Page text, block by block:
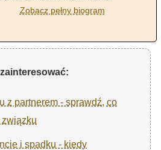
Zobacz pełny biogram
z partnerem - sprawdź, co
i spadku - kiedy